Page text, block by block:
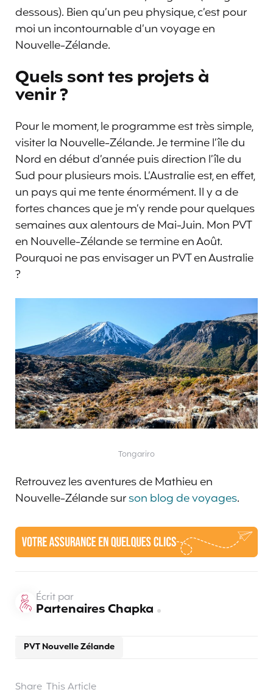
dessous). Bien qu’un peu physique, c’est pour
moi un incontournable d’un voyage en
Nouvelle-Zélande.
Quels sont tes projets à
venir ?
Pour le moment, le programme est très simple,
visiter la Nouvelle-Zélande. Je termine l’île du
Nord en début d’année puis direction l’île du
Sud pour plusieurs mois. L’Australie est, en effet,
un pays qui me tente énormément. Il y a de
fortes chances que je m’y rende pour quelques
semaines aux alentours de Mai-Juin. Mon PVT
en Nouvelle-Zélande se termine en Août.
Pourquoi ne pas envisager un PVT en Australie
?
Tongariro
Retrouvez les aventures de Mathieu en
Nouvelle-Zélande surson blog de voyages.
PVT Nouvelle Zélande
Écrit par
Partenaires Chapka
Share This Article